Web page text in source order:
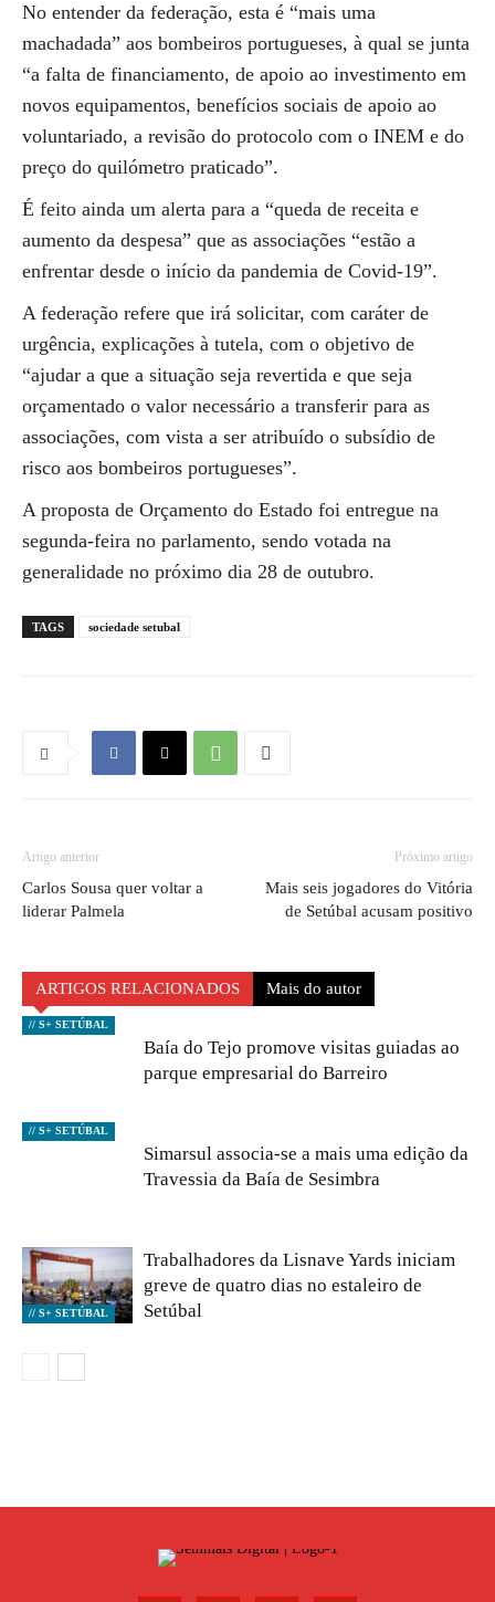
No entender da federação, esta é “mais uma
machadada” aos bombeiros portugueses, à qual se junta
“a falta de financiamento, de apoio ao investimento em
novos equipamentos, benefícios sociais de apoio ao
voluntariado, a revisão do protocolo com o INEM e do
preço do quilómetro praticado”.
É feito ainda um alerta para a “queda de receita e
aumento da despesa” que as associações “estão a
enfrentar desde o início da pandemia de Covid-19”.
A federação refere que irá solicitar, com caráter de
urgência, explicações à tutela, com o objetivo de
“ajudar a que a situação seja revertida e que seja
orçamentado o valor necessário a transferir para as
associações, com vista a ser atribuído o subsídio de
risco aos bombeiros portugueses”.
A proposta de Orçamento do Estado foi entregue na
segunda-feira no parlamento, sendo votada na
generalidade no próximo dia 28 de outubro.
TAGS sociedade setubal
Artigo anterior
Carlos Sousa quer voltar a
liderar Palmela
Próximo artigo
Mais seis jogadores do Vitória
de Setúbal acusam positivo
ARTIGOS RELACIONADOS Mais do autor
// S+ SETÚBAL
Baía do Tejo promove visitas guiadas ao
parque empresarial do Barreiro
// S+ SETÚBAL
Simarsul associa-se a mais uma edição da
Travessia da Baía de Sesimbra
// S+ SETÚBAL
Trabalhadores da Lisnave Yards iniciam
greve de quatro dias no estaleiro de
Setúbal